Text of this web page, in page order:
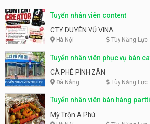
Tuyển nhân viên content
CTY DUYÊN VŨ VINA
Hà Nội Tùy Năng Lực
Tuyển nhân viên phục vụ bàn
CÀ PHÊ PÌNH ZÂN
Đà Nẵng Tùy Năng Lực
Tuyển nhân viên bán hàng
Mỳ Trộn A Phú